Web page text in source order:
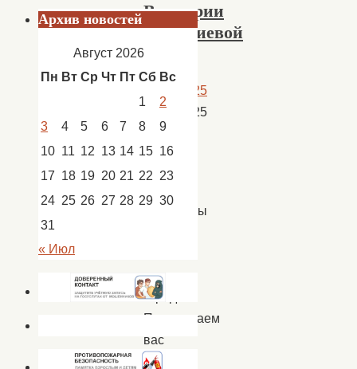
Виктории
Ануфриевой
01.10.2025
01.10.2025
Афиша
Новости
ахтубинцы
нашего
города!
Приглашаем
вас
в
Архив новостей
Август 2026
Пн Вт Ср Чт Пт Сб Вс
1
2
3
4 5 6 7 8
9
10 11 12 13 14 15 16
17 18 19 20 21 22 23
24 25 26 27 28 29 30
31
« Июл